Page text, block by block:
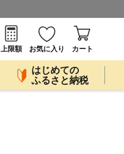
上限額
お気に入り カート
はじめての
ふるさと納税